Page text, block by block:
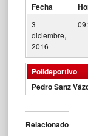
Fecha
3
diciembre,
2016
Polideportivo
Pedro Sanz
Relacionado